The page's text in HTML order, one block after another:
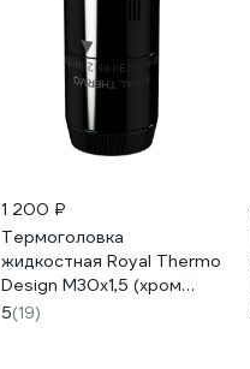
1 200 ₽
Термоголовка
жидкостная Royal Thermo
Design М30х1,5 (хром
черный) НС-1706264
5(19)